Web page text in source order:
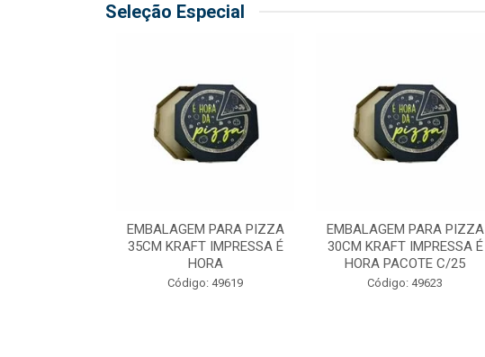
Seleção Especial
EMBALAGEM PARA PIZZA
35CM KRAFT IMPRESSA É
HORA
Código: 49619
EMBALAGEM PARA PIZZA
30CM KRAFT IMPRESSA É
HORA PACOTE C/25
Código: 49623